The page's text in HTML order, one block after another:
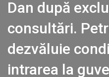
Dan după
consultări.
dezvăluie
intrarea la